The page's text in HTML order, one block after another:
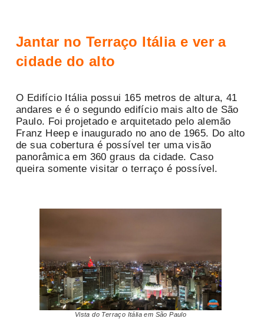
Jantar no Terraço Itália e ver a
cidade do alto
O Edifício Itália possui 165 metros de altura, 41
andares e é o segundo edifício mais alto de São
Paulo. Foi projetado e arquitetado pelo alemão
Franz Heep e inaugurado no ano de 1965. Do alto
de sua cobertura é possível ter uma visão
panorâmica em 360 graus da cidade. Caso
queira somente visitar o terraço é possível.
Vista do Terraço Itália em São Paulo